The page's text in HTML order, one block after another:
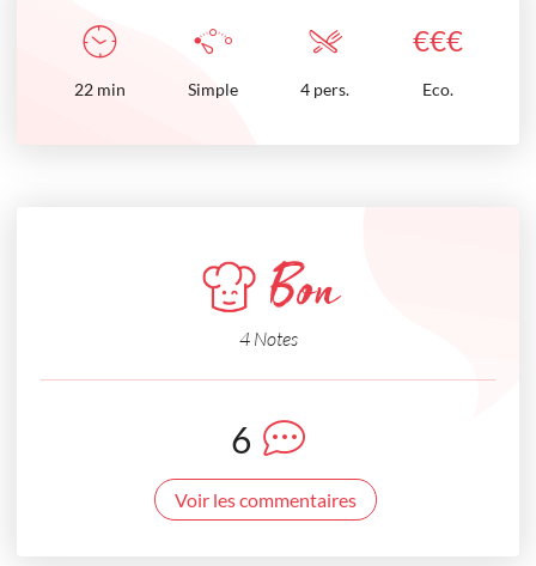
€€€
22 min Simple 4 pers. Eco.
Bon
4 Notes
6
Voir les commentaires